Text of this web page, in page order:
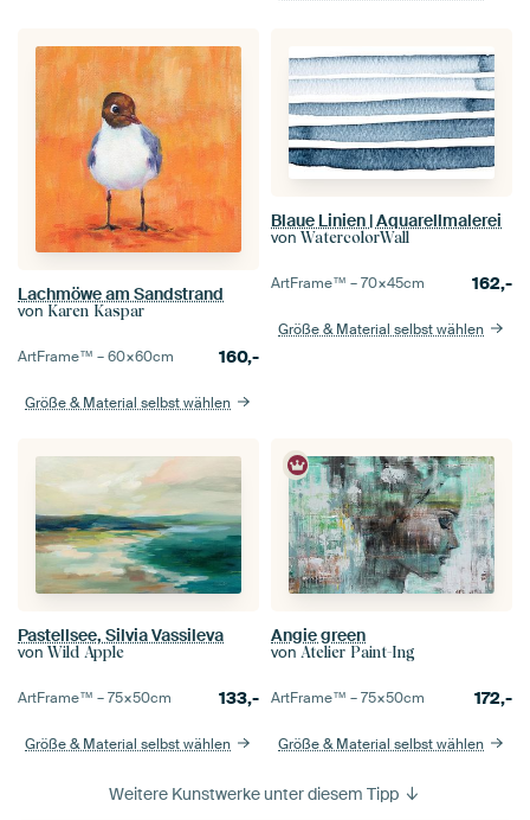
Lachmöwe am Sandstrand
von Karen Kaspar
ArtFrame™ –60×60cm 160,-
Größe & Material selbst wählen
Blaue Linien | Aquarellmalerei
von WatercolorWall
ArtFrame™ –70×45cm 162,-
Größe & Material selbst wählen
Pastellsee, Silvia Vassileva
von Wild Apple
ArtFrame™ –75×50cm 133,-
Größe & Material selbst wählen
Angie green
von Atelier Paint-Ing
ArtFrame™ –75×50cm 172,-
Größe & Material selbst wählen
Weitere Kunstwerke unter diesem Tipp